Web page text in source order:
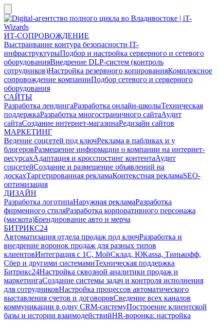
ИТ-СОПРОВОЖДЕНИЕ
Выстраивание контура безопасности IT-
инфраструктурыПодбор и настройка серверного и сетевого
оборудованияВнедрение DLP-систем (контроль
сотрудников)Настройка резервного копированияКомплексное
сопровождение компанииПодбор сетевого и серверного
оборудования
САЙТЫ
Разработка лендингаРазработка онлайн-школыТехническая
поддержкаРазработка многостраничного сайтаАудит
сайтаСоздание интернет-магазинаРедизайн сайтов
МАРКЕТИНГ
Ведение соцсетей под ключРеклама в пабликах и у
блогеровРазмещение информации о компании на интернет-
ресурсахАдаптация и кросспостинг контентаАудит
соцсетейСоздание и размещение объявлений на
доскахТаргетированная рекламаКонтекстная рекламаSEO-
оптимизация
ДИЗАЙН
Разработка логотипаНаружная рекламаРазработка
фирменного стиляРазработка корпоративного персонажа
(маскота)Брендирование авто и мерча
БИТРИКС24
Автоматизация отдела продаж под ключРазработка и
внедрение воронок продаж для разных типов
клиентовИнтеграция с 1С, МойСклад, ЮKassa, Тинькофф,
Сбер и другими системамиТехническая поддержка
Битрикс24Настройка сквозной аналитики продаж и
маркетингаСоздание системы задач и контроля исполнения
для сотрудниковНастройка процессов автоматического
выставления счетов и договоровСведение всех каналов
коммуникации в одну CRM-системуПостроение клиентской
базы и истории взаимодействийHR-воронка: настройка